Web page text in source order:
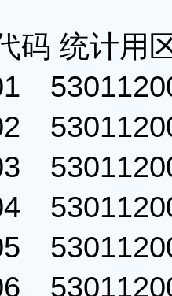
码 统计用